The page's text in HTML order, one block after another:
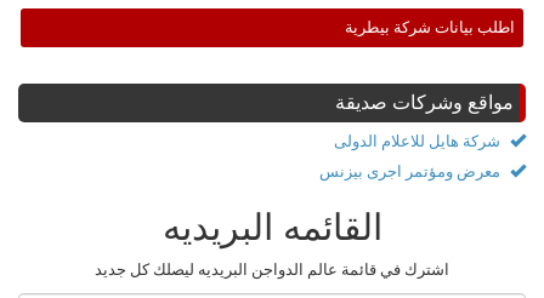
اطلب بيانات شركة بيطرية
مواقع وشركات صديقة
شركة هايل للاعلام الدولى
معرض ومؤتمر اجرى بيزنس
القائمه البريديه
اشترك في قائمة عالم الدواجن البريديه ليصلك كل جديد